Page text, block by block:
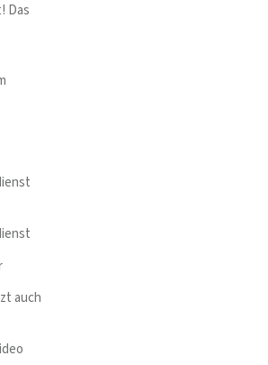
Das
auch